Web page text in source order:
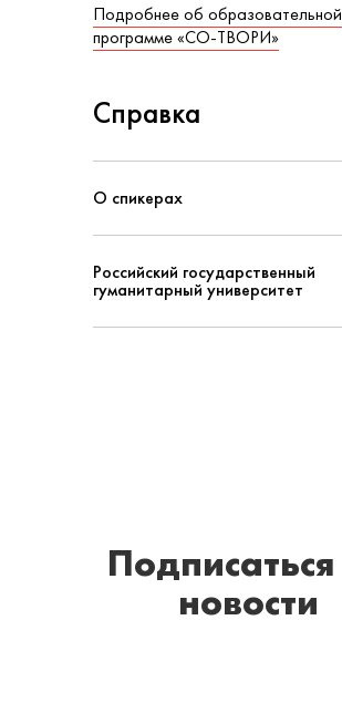
Подробнее об образовательной
программе «СО-ТВОРИ»
Справка
О спикерах
Российский государственный
гуманитарный университет
Подписаться
новости